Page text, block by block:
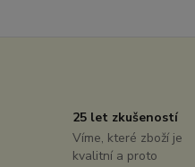
25 let zkušeností
Víme, které zboží je
kvalitní a proto